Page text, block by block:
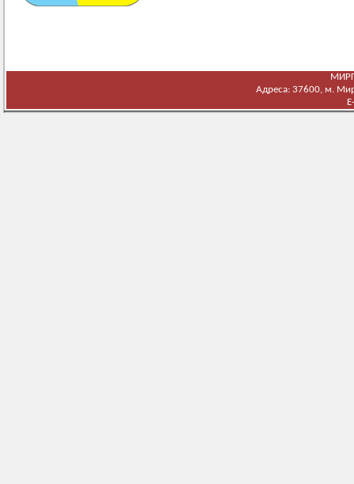
Адреса: 37600, м.